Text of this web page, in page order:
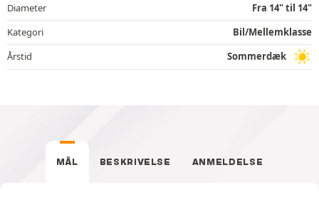
Diameter
Fra 14" til 14"
Kategori
Bil/Mellemklasse
Årstid
Sommerdæk
MÅL BESKRIVELSE ANMELDELSE